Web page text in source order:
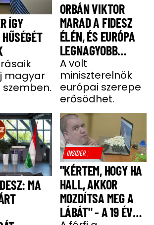
ÍGY
magyar
ORBÁN VIKTOR
MARAD A FIDESZ
ÉLÉN, ÉS EURÓPA
LEGNAGYOBB
JOBBOLDALI
SZÖVETSÉGÉT
ÉPÍTI TOVÁBB
A volt
miniszterelnök
európai szerepe
erősödhet.
MA
INSIDER
"KÉRTEM, HOGY HA
HALL, AKKOR
MOZDÍTSA MEG A
LÁBÁT" - A 19 ÉVES